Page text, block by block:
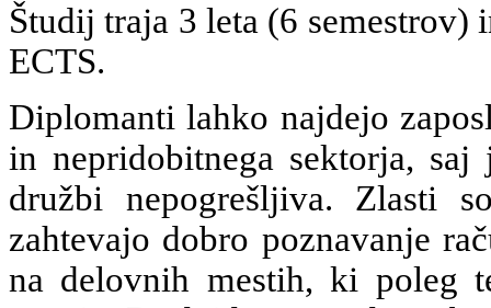
Študij traja 3 leta (6 semestrov)
ECTS.
Diplomanti lahko najdejo
in nepridobitnega sektorja,
družbi nepogrešljiva. Zlasti
zahtevajo dobro poznavanje
na delovnih mestih, ki poleg